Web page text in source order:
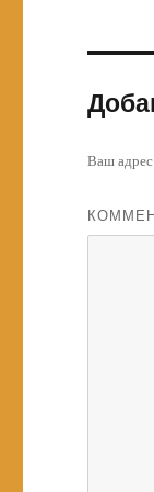
Ваш адрес